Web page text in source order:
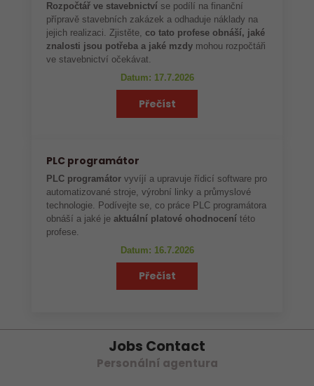
Rozpočtář ve stavebnictví se podílí na finanční
přípravě stavebních zakázek a odhaduje náklady na
jejich realizaci. Zjistěte,co tato profese obnáší, jaké
znalosti jsou potřeba a jaké mzdy mohou rozpočtáři
ve stavebnictví očekávat.
Datum: 17.7.2026
Přečíst
PLC programátor
PLC programátor vyvíjí a upravuje řídicí software pro
automatizované stroje, výrobní linky a průmyslové
technologie. Podívejte se, co práce PLC programátora
obnáší a jaké je aktuální platové ohodnocení této
profese.
Datum: 16.7.2026
Přečíst
Jobs Contact
Personální agentura